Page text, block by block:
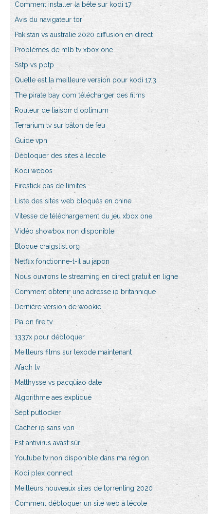
Comment installer la bête sur kodi 17
Avis du navigateur tor
Pakistan vs australie 2020 diffusion en direct
Problèmes de mlb tv xbox one
Sstp vs pptp
Quelle est la meilleure version pour kodi 17.3
The pirate bay com télécharger des films
Routeur de liaison d optimum
Terrarium tv sur bâton de feu
Guide vpn
Débloquer des sites à lécole
Kodi webos
Firestick pas de limites
Liste des sites web bloqués en chine
Vitesse de téléchargement du jeu xbox one
Vidéo showbox non disponible
Bloque craigslist.org
Netflix fonctionne-t-il au japon
Nous ouvrons le streaming en direct gratuit en ligne
Comment obtenir une adresse ip britannique
Dernière version de wookie
Pia on fire tv
1337x pour débloquer
Meilleurs films sur lexode maintenant
Afadh tv
Matthysse vs pacquiao date
Algorithme aes expliqué
Sept putlocker
Cacher ip sans vpn
Est antivirus avast sûr
Youtube tv non disponible dans ma région
Kodi plex connect
Meilleurs nouveaux sites de torrenting 2020
Comment débloquer un site web à lécole